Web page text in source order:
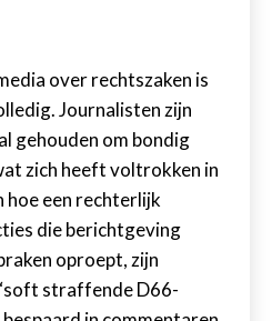
over rechtszaken is
Journalisten zijn
gehouden om bondig
zich heeft voltrokken in
hoe een rechterlijk
die berichtgeving
oproept, zijn
straffende D66-